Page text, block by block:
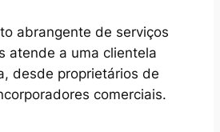
abrangente de serviços
atende a uma clientela
desde proprietários de
comerciais.